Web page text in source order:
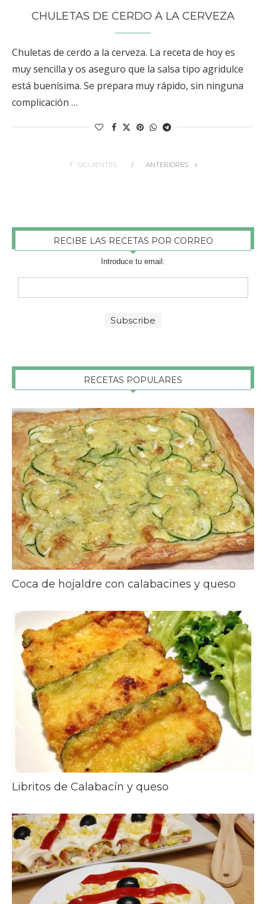
CHULETAS DE CERDO A LA CERVEZA
Chuletas de cerdo a la cerveza. La receta de hoy es
muy sencilla y os aseguro que la salsa tipo agridulce
está buenísima. Se prepara muy rápido, sin ninguna
complicación …
SIGUIENTES ANTERIORES
RECIBE LAS RECETAS POR CORREO
Introduce tu email:
RECETAS POPULARES
Coca de hojaldre con calabacines y queso
Libritos de Calabacín y queso